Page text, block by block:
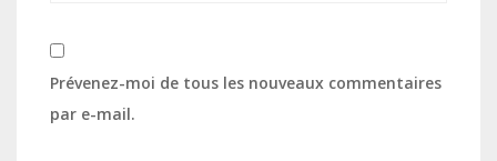
Prévenez-moi de tous les nouveaux commentaires
par e-mail.